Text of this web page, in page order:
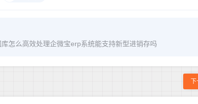
怎么高效处理企微宝erp系统能支持新型进销存吗
下